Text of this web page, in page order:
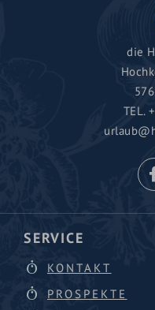
die
TEL.
SERVICE
KONTAKT
PROSPEKTE